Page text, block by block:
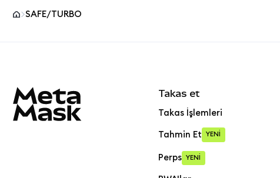
SAFE/TURBO
Takas et
Takas İşlemleri
Tahmin Et YENİ
Perps YENİ